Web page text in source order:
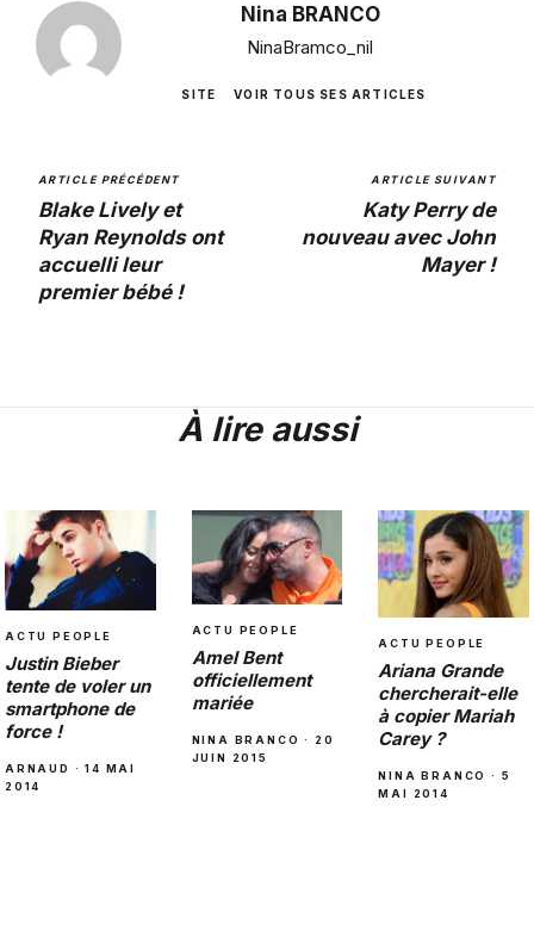
Nina BRANCO
NinaBramco_nil
SITE VOIR TOUS SES ARTICLES
ARTICLE PRÉCÉDENT
Blake Lively et
Ryan Reynolds ont
accuelli leur
premier bébé !
ARTICLE SUIVANT
Katy Perry de
nouveau avec John
Mayer !
À lire aussi
ACTU PEOPLE
Justin Bieber
tente de voler un
smartphone de
force !
ARNAUD · 14 MAI
2014
ACTU PEOPLE
Amel Bent
officiellement
mariée
NINA BRANCO · 20
JUIN 2015
ACTU PEOPLE
Ariana Grande
chercherait-elle
à copier Mariah
Carey ?
NINA BRANCO · 5
MAI 2014